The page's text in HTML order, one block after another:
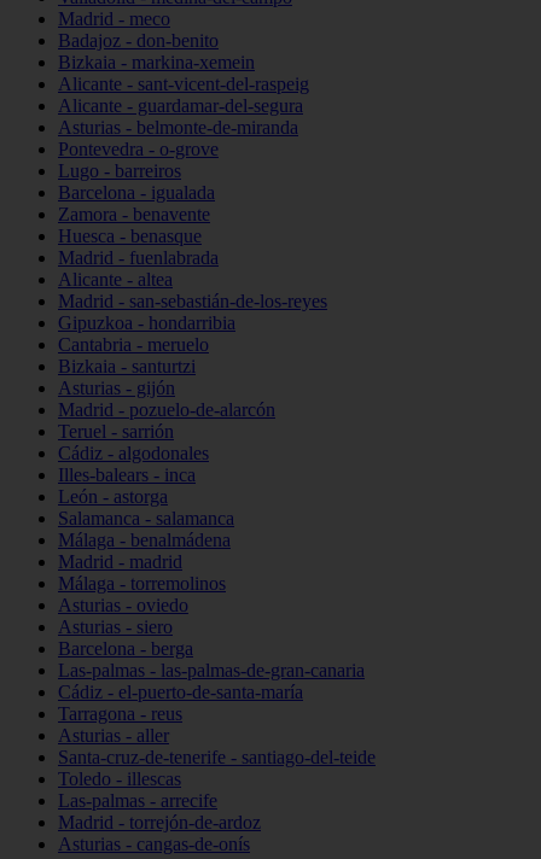
Madrid - meco
Badajoz - don-benito
Bizkaia - markina-xemein
Alicante - sant-vicent-del-raspeig
Alicante - guardamar-del-segura
Asturias - belmonte-de-miranda
Pontevedra - o-grove
Lugo - barreiros
Barcelona - igualada
Zamora - benavente
Huesca - benasque
Madrid - fuenlabrada
Alicante - altea
Madrid - san-sebastián-de-los-reyes
Gipuzkoa - hondarribia
Cantabria - meruelo
Bizkaia - santurtzi
Asturias - gijón
Madrid - pozuelo-de-alarcón
Teruel - sarrión
Cádiz - algodonales
Illes-balears - inca
León - astorga
Salamanca - salamanca
Málaga - benalmádena
Madrid - madrid
Málaga - torremolinos
Asturias - oviedo
Asturias - siero
Barcelona - berga
Las-palmas - las-palmas-de-gran-canaria
Cádiz - el-puerto-de-santa-maría
Tarragona - reus
Asturias - aller
Santa-cruz-de-tenerife - santiago-del-teide
Toledo - illescas
Las-palmas - arrecife
Madrid - torrejón-de-ardoz
Asturias - cangas-de-onís